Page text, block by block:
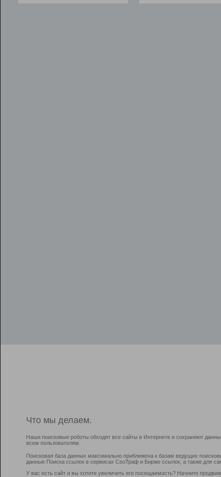
Что мы делаем.
Наши поисковые роботы обходят все сайты в Интернете и сохраняют
всем пользователям.
Поисковая база данных максимально приближена к базам ведущих
данные Поиска ссылок в сервисах СеоТраф и Бирже ссылок, а также для
У вас есть сайт и вы хотите увеличить его посещаемость? Начните